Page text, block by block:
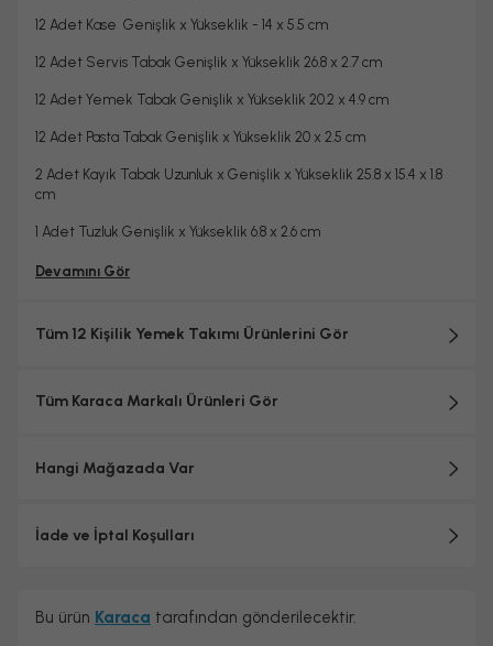
12 Adet Kase Genişlik x Yükseklik - 14 x 5.5 cm
12 Adet Servis Tabak Genişlik x Yükseklik 26.8 x 2.7 cm
12 Adet Yemek Tabak Genişlik x Yükseklik 20.2 x 4.9 cm
12 Adet Pasta Tabak Genişlik x Yükseklik 20 x 2.5 cm
2 Adet Kayık Tabak Uzunluk x Genişlik x Yükseklik 25.8 x 15.4 x 1.8
cm
1 Adet Tuzluk Genişlik x Yükseklik 6.8 x 2.6 cm
1 Adet Biberlik Genişlik x Yükseklik 6.8 x 2.6 cm
Devamını Gör
Tüm 12 Kişilik Yemek Takımı Ürünlerini Gör
Tüm Karaca Markalı Ürünleri Gör
Hangi Mağazada Var
İade ve İptal Koşulları
Bu ürün Karaca tarafından gönderilecektir.